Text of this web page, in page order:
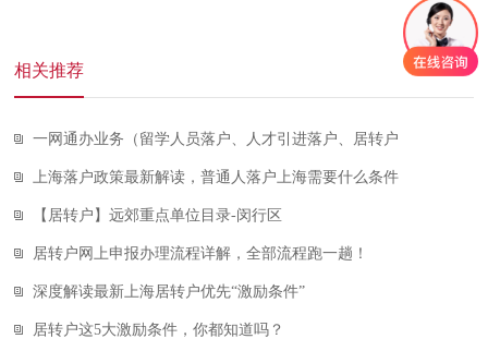
相关推荐
一网通办业务（留学人员落户、人才引进落户、居转户
上海落户政策最新解读，普通人落户上海需要什么条件
【居转户】远郊重点单位目录-闵行区
居转户网上申报办理流程详解，全部流程跑一趟！
深度解读最新上海居转户优先“激励条件”
居转户这5大激励条件，你都知道吗？